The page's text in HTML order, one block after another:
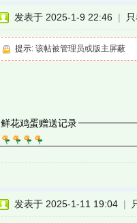
发表于 2025-1-9 22:46 |
提示: 该帖被管理员或版主屏蔽
鲜花鸡蛋赠送记录
发表于 2025-1-11 19:04 |